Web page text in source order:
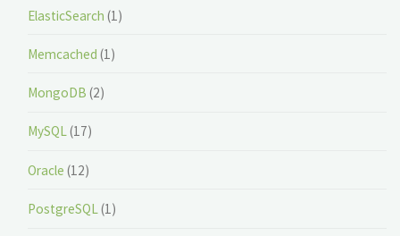
ElasticSearch (1)
Memcached (1)
MongoDB (2)
MySQL(17)
Oracle (12)
PostgreSQL(1)